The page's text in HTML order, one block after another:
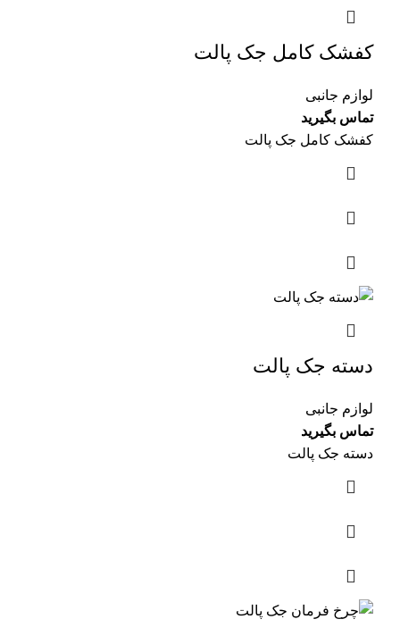
کفشک کامل جک پالت
لوازم جانبی
تماس بگیرید
کفشک کامل جک پالت
دسته جک پالت
لوازم جانبی
تماس بگیرید
دسته جک پالت